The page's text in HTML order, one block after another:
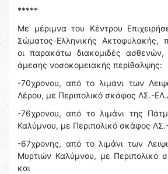
*****
Με μέριμνα του Κέντρου
Σώματος-Ελληνικής Ακτοφυλακής,
οι παρακάτω διακομιδές ασθενών,
άμεσης νοσοκομειακής περίθαλψης:
-70χρονου, από το λιμάνι των
Λέρου, με Περιπολικό σκάφος ΛΣ.-
-76χρονου, από το λιμάνι της
Καλύμνου, με Περιπολικό σκάφος
-67χρονης, από το λιμάνι των
Μυρτιών Καλύμνου, με Περιπολικό
και